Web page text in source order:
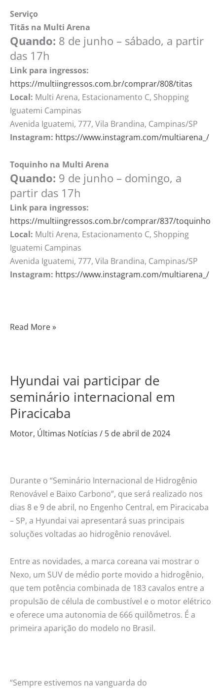
Serviço
Titãs na Multi Arena
Quando: 8 de junho – sábado, a partir
das 17h
Link para ingressos:
https://multiingressos.com.br/comprar/808/titas
Local: Multi Arena, Estacionamento C, Shopping
Iguatemi Campinas
Avenida Iguatemi, 777, Vila Brandina, Campinas/SP
Instagram: https://www.instagram.com/multiarena_/
Toquinho na Multi Arena
Quando: 9 de junho – domingo, a
partir das 17h
Link para ingressos:
https://multiingressos.com.br/comprar/837/toquinho
Local: Multi Arena, Estacionamento C, Shopping
Iguatemi Campinas
Avenida Iguatemi, 777, Vila Brandina, Campinas/SP
Instagram: https://www.instagram.com/multiarena_/
Read More »
Hyundai vai participar de
seminário internacional em
Piracicaba
Motor, Últimas Notícias / 5 de abril de 2024
Durante o “Seminário Internacional de Hidrogênio
Renovável e Baixo Carbono”, que será realizado nos
dias 8 e 9 de abril, no Engenho Central, em Piracicaba
– SP, a Hyundai vai apresentará suas principais
soluções voltadas ao hidrogênio renovável.
Entre as novidades, a marca coreana vai mostrar o
Nexo, um SUV de médio porte movido a hidrogênio,
que tem potência combinada de 183 cavalos entre a
propulsão de célula de combustível e o motor elétrico
e oferece uma autonomia de 666 quilômetros. É a
primeira aparição do modelo no Brasil.
“Sempre estivemos na vanguarda do
Hyundai
vai
participar
de
seminário